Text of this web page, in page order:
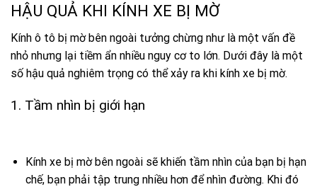
HẬU QUẢ KHI KÍNH XE BỊ MỜ
Kính ô tô bị mờ bên ngoài tưởng chừng như là một vấn đề
nhỏ nhưng lại tiềm ẩn nhiều nguy cơ to lớn. Dưới đây là một
số hậu quả nghiêm trọng có thể xảy ra khi kính xe bị mờ.
1. Tầm nhìn bị giới hạn
Kính xe bị mờ bên ngoài sẽ khiến tầm nhìn của bạn bị hạn
chế, bạn phải tập trung nhiều hơn để nhìn đường. Khi đó